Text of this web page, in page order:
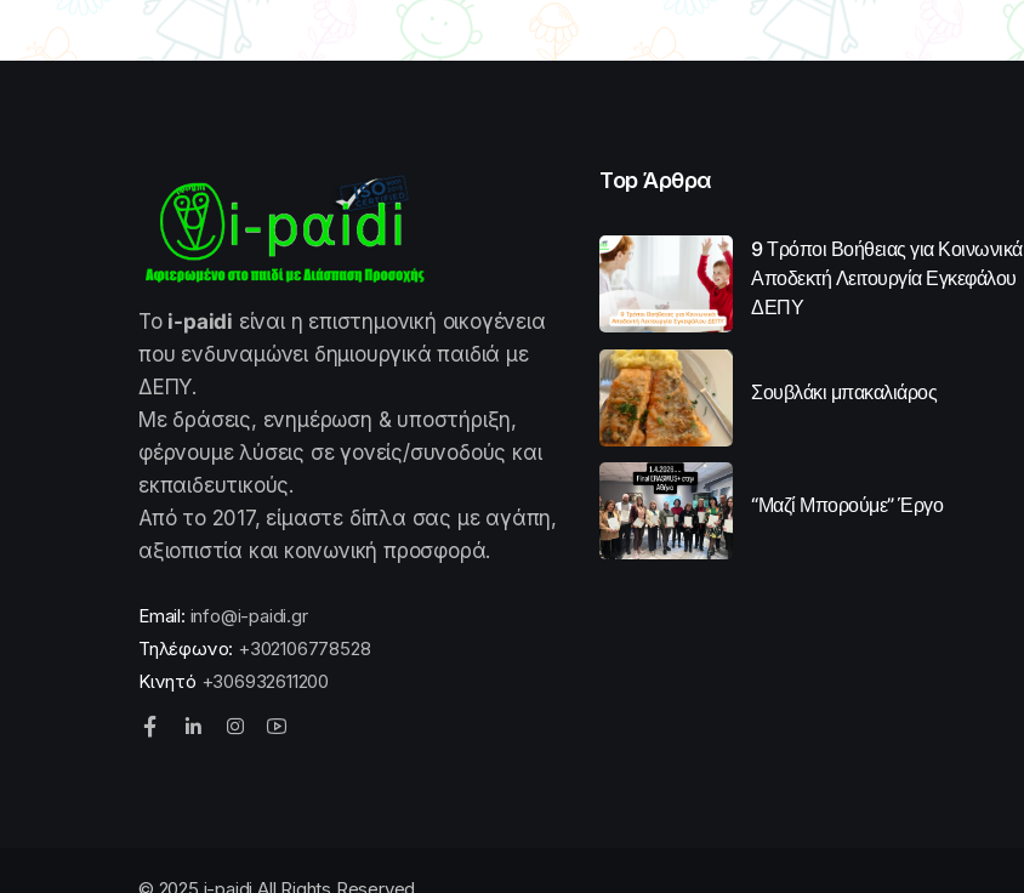
Το i-paidi είναι η επιστημονική οικογένεια
που ενδυναμώνει δημιουργικά παιδιά με
ΔΕΠΥ.
Με δράσεις, ενημέρωση & υποστήριξη,
φέρνουμε λύσεις σε γονείς/συνοδούς και
εκπαιδευτικούς.
Από το 2017, είμαστε δίπλα σας με αγάπη,
αξιοπιστία και κοινωνική προσφορά.
Email: info@i-paidi.gr
Τηλέφωνο: +302106778528
Κινητό +306932611200
Top Άρθρα
9 Τρόποι Βοήθειας για Κοινωνικά
Αποδεκτή Λειτουργία Εγκεφάλου
ΔΕΠΥ
Σουβλάκι μπακαλιάρος
“Μαζί Μπορούμε” Έργο